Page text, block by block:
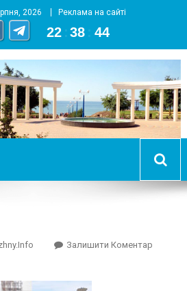
2026 Реклама на сайті
22 : 38 : 45
города Южный
Залишити КоментарOn